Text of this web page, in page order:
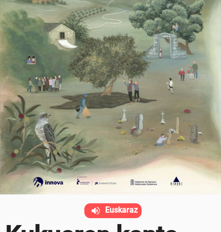
Euskaraz